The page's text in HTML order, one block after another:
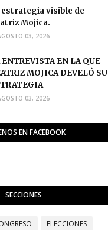
estrategia visible de
Mojica.
03, 2026
ENTREVISTA EN LA QUE
MOJICA DEVELÓ SU
03, 2026
EN FACEBOOK
SECCIONES
ELECCIONES